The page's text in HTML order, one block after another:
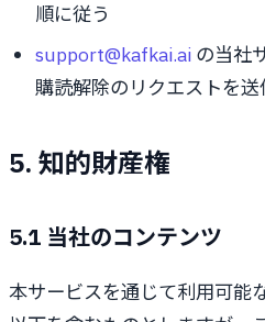
順に従う
support@kafkai.ai の当社
購読解除のリクエストを送
5. 知的財産権
5.1 当社のコンテンツ
本サービスを通じて利用可能